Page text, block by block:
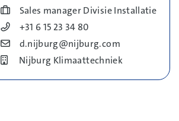
Blog_field_Functie
Sales manager Divisie Installatie
Blog_field_Telefoonnummer
+31 6 15 23 34 80
Blog_field_E-mail
d.nijburg@nijburg.com
Bedrijf
Nijburg Klimaattechniek